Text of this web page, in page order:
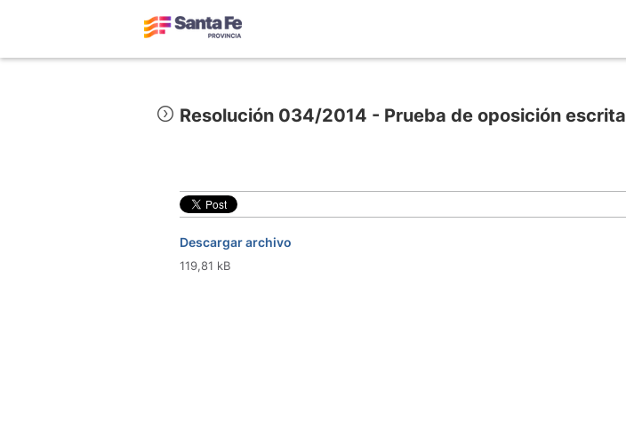
Resolución 034/2014 - Prueba de oposición escrita
Descargar archivo
119,81 kB